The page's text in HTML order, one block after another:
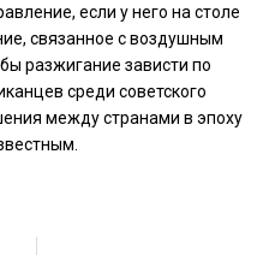
если у него на столе
связанное с воздушным
разжигание зависти по
среди советского
между странами в эпоху